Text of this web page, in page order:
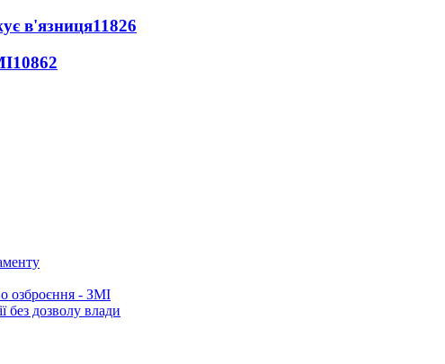
в'язниця11826
10862
озброєння - ЗМІ
без дозволу влади